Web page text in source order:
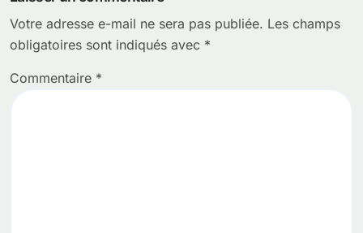
Votre adresse e-mail ne sera pas publiée. Les champs
obligatoires sont indiqués avec *
Commentaire *